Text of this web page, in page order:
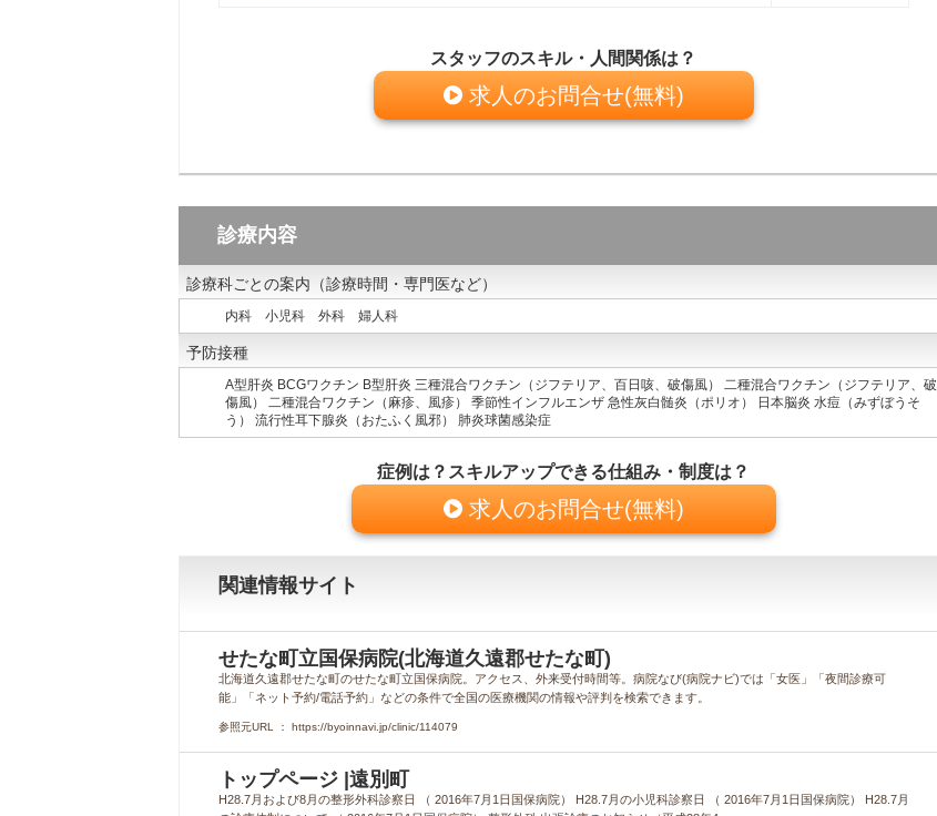
スタッフのスキル・人間関係は？
求人のお問合せ(無料)
診療内容
診療科ごとの案内（診療時間・専門医など）
内科 小児科 外科 婦人科
予防接種
A型肝炎 BCGワクチン B型肝炎 三種混合ワクチン（ジフテリア、百日咳、破傷風） 二種混合ワクチン（ジフテリア、破
傷風） 二種混合ワクチン（麻疹、風疹） 季節性インフルエンザ 急性灰白髄炎（ポリオ） 日本脳炎 水痘（みずぼうそ
う） 流行性耳下腺炎（おたふく風邪） 肺炎球菌感染症
症例は？スキルアップできる仕組み・制度は？
求人のお問合せ(無料)
関連情報サイト
せたな町立国保病院(北海道久遠郡せたな町)
北海道久遠郡せたな町のせたな町立国保病院。アクセス、外来受付時間等。病院なび(病院ナビ)では「女医」「夜間診療可
能」「ネット予約/電話予約」などの条件で全国の医療機関の情報や評判を検索できます。
参照元URL ： https://byoinnavi.jp/clinic/114079
トップページ |遠別町
H28.7月および8月の整形外科診察日 （ 2016年7月1日国保病院） H28.7月の小児科診察日 （ 2016年7月1日国保病院） H28.7月